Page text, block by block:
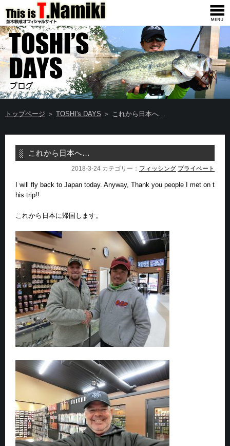
トップページ ＞ TOSHI's DAYS ＞ これから日本へ…
これから日本へ…
2018-3-24 カテゴリー： フィッシング プライベート
I will fly back to Japan today. Anyway, Thank you people I met on t
his trip!!
これから日本に帰国します。